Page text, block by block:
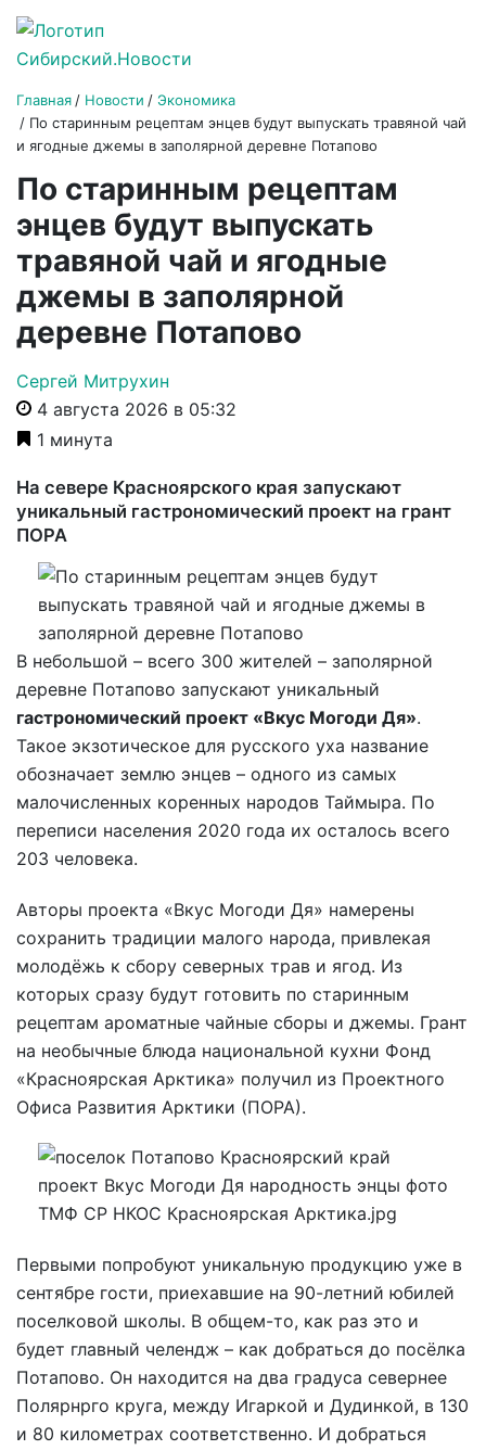
Главная Новости
Экономика
По старинным рецептам энцев будут выпускать травяной чай
и ягодные джемы в заполярной деревне Потапово
По старинным рецептам
энцев будут выпускать
травяной чай и ягодные
джемы в заполярной
деревне Потапово
Сергей Митрухин
4 августа 2026 в 05:32
1 минута
На севере Красноярского края запускают
уникальный гастрономический проект на грант
ПОРА
В небольшой – всего 300 жителей – заполярной
деревне Потапово запускают уникальный
гастрономический проект «Вкус Могоди Дя».
Такое экзотическое для русского уха название
обозначает землю энцев – одного из самых
малочисленных коренных народов Таймыра. По
переписи населения 2020 года их осталось всего
203 человека.
Авторы проекта «Вкус Могоди Дя» намерены
сохранить традиции малого народа, привлекая
молодёжь к сбору северных трав и ягод. Из
которых сразу будут готовить по старинным
рецептам ароматные чайные сборы и джемы. Грант
на необычные блюда национальной кухни Фонд
«Красноярская Арктика» получил из Проектного
Офиса Развития Арктики (ПОРА).
Первыми попробуют уникальную продукцию уже в
сентябре гости, приехавшие на 90-летний юбилей
поселковой школы. В общем-то, как раз это и
будет главный челендж – как добраться до посёлка
Потапово. Он находится на два градуса севернее
Полярнрго круга, между Игаркой и Дудинкой, в 130
и 80 километрах соответственно. И добраться